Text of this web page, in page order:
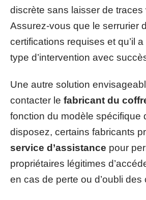
discrète sans laisser de traces
Assurez-vous que le serrurier
certifications requises et qu’il
type d’intervention avec
Une autre solution
contacter le fabricant du
fonction du modèle spécifique
disposez, certains fabricants
service d’assistance pour
propriétaires légitimes
en cas de perte ou d’oubli des